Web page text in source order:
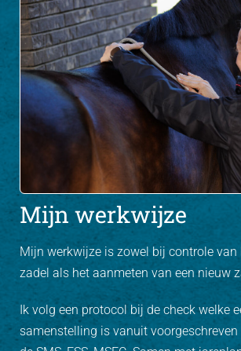
Mijn werkwijze
Mijn werkwijze is zowel bij controle van
zadel als het aanmeten van een nieuw
Ik volg een protocol bij de check welke
samenstelling is vanuit